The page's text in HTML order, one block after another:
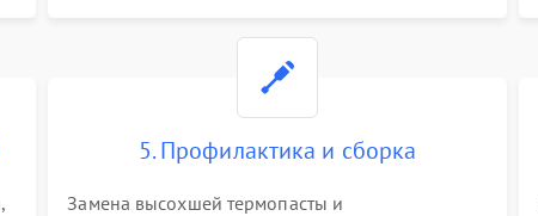
5. Профилактика и сборка
Замена высохшей термопасты и